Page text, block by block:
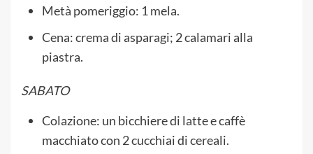
Metà pomeriggio: 1 mela.
Cena: crema di asparagi; 2 calamari alla
piastra.
SABATO
Colazione: un bicchiere di latte e caffè
macchiato con 2 cucchiai di cereali.